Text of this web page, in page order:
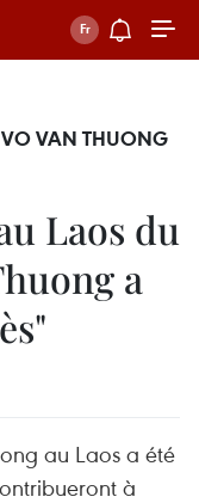
VO VAN THUONG
Laos du
a
au Laos a été
à